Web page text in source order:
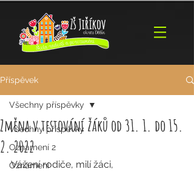
Příspěvek
Všechny příspěvky
Oznámení 2
Oznámení
Všechny příspěvky
Změna v testování žáků od 31. 1. do 15.
2. 2022
Vážení rodiče, milí žáci,